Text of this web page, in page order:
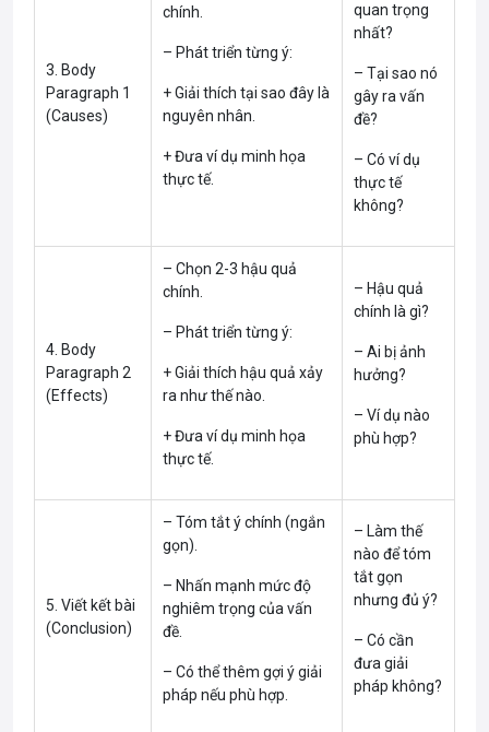
3. Body
Paragraph 1
(Causes)
chính.
– Phát triển từng ý:
+ Giải thích tại sao đây là
nguyên nhân.
+ Đưa ví dụ minh họa
thực tế.
quan trọng
nhất?
– Tại sao nó
gây ra vấn
đề?
– Có ví dụ
thực tế
không?
4. Body
Paragraph 2
(Effects)
– Chọn 2-3 hậu quả
chính.
– Phát triển từng ý:
+ Giải thích hậu quả xảy
ra như thế nào.
+ Đưa ví dụ minh họa
thực tế.
– Hậu quả
chính là gì?
– Ai bị ảnh
hưởng?
– Ví dụ nào
phù hợp?
5. Viết kết bài
(Conclusion)
– Tóm tắt ý chính (ngắn
gọn).
– Nhấn mạnh mức độ
nghiêm trọng của vấn
đề.
– Có thể thêm gợi ý giải
pháp nếu phù hợp.
– Làm thế
nào để tóm
tắt gọn
nhưng đủ ý?
– Có cần
đưa giải
pháp không?